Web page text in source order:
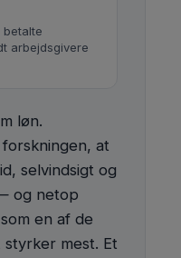
betalte
arbejdsgivere
løn.
at
selvindsigt og
og netop
en af de
mest. Et